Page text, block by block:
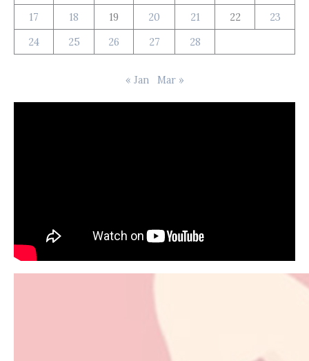
17
18 19 20 21 22
23
24
25 26 27 28
« Jan Mar »